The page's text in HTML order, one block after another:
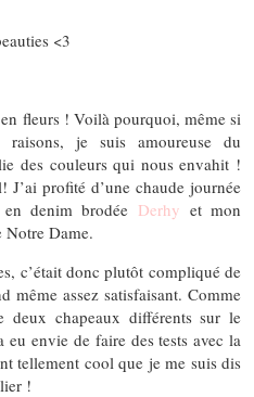
<3
fleurs ! Voilà pourquoi, même si
raisons, je suis amoureuse du
des couleurs qui nous envahit !
J’ai profité d’une chaude journée
denim brodée Derhy et mon
Notre Dame.
c’était donc plutôt compliqué de
même assez satisfaisant. Comme
deux chapeaux différents sur le
envie de faire des tests avec la
tellement cool que je me suis dis
!